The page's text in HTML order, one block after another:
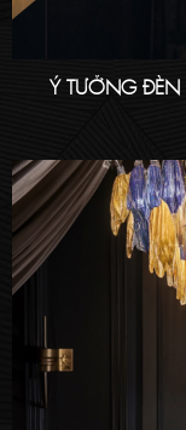
Ý TƯỞNG ĐÈN